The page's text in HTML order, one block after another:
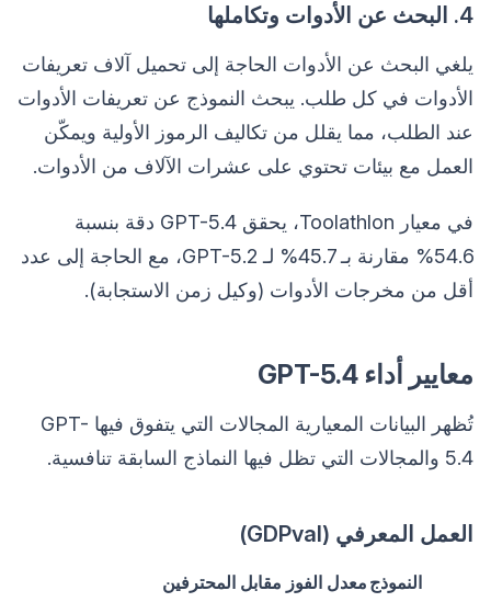
4. البحث عن الأدوات وتكاملها
يلغي البحث عن الأدوات الحاجة إلى تحميل آلاف تعريفات
الأدوات في كل طلب. يبحث النموذج عن تعريفات الأدوات
عند الطلب، مما يقلل من تكاليف الرموز الأولية ويمكّن
العمل مع بيئات تحتوي على عشرات الآلاف من الأدوات.
في معيار Toolathlon، يحقق GPT-5.4 دقة بنسبة
54.6% مقارنة بـ 45.7% لـ GPT-5.2، مع الحاجة إلى عدد
أقل من مخرجات الأدوات (وكيل زمن الاستجابة).
معايير أداء GPT-5.4
تُظهر البيانات المعيارية المجالات التي يتفوق فيها GPT-
5.4 والمجالات التي تظل فيها النماذج السابقة تنافسية.
العمل المعرفي (GDPval)
النموذج معدل الفوز مقابل المحترفين